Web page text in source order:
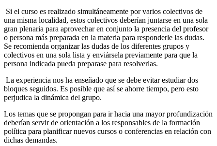
Si el curso es realizado simultáneamente por varios colectivos de
una misma localidad, estos colectivos deberían juntarse en una sola
gran plenaria para aprovechar en conjunto la presencia del profesor
o persona más preparada en la materia para responderle las dudas.
Se recomienda organizar las dudas de los diferentes grupos y
colectivos en una sola lista y enviársela previamente para que la
persona indicada pueda preparase para resolverlas.
La experiencia nos ha enseñado que se debe evitar estudiar dos
bloques seguidos. Es posible que así se ahorre tiempo, pero esto
perjudica la dinámica del grupo.
Los temas que se propongan para ir hacia una mayor profundización
deberían servir de orientación a los responsables de la formación
política para planificar nuevos cursos o conferencias en relación con
dichas demandas.